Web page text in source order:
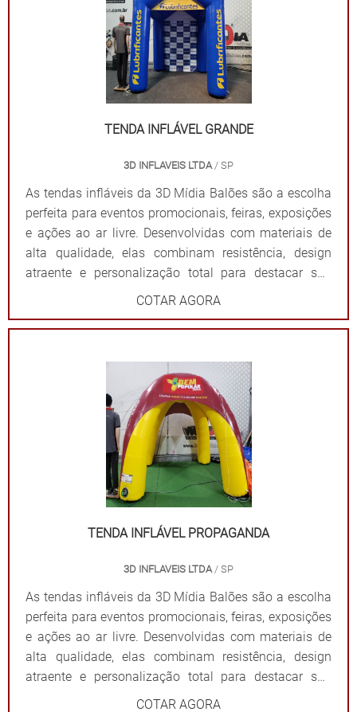
público e fortalece sua presença em qualquer evento.
Por que escolher as tendas infláveis da 3D Mídia
impressões exclusivas. Praticidade: Fácil transporte,
montagem e desmontagem. Durabilidade: Feitas com
materiais resistentes para uso frequente. Impacto
visual: Garantem destaque em meio a qualquer
inesquecível com uma solução que combina
funcionalidade e impacto visual!
TENDA INFLÁVEL GRANDE
3D INFLAVEIS LTDA/ SP
As tendas infláveis da 3D Mídia Balões são a escolha
perfeita para eventos promocionais, feiras, exposições
e ações ao ar livre. Desenvolvidas com materiais de
alta qualidade, elas combinam resistência, design
atraente e personalização total para destacar sua
marca de forma impactante. Cada tenda é projetada
ampla visibilidade com cores vibrantes e áreas
mensagem. Além de proteger contra sol ou chuva,
elas criam um ponto de referência visual que atrai o
público e fortalece sua presença em qualquer evento.
Por que escolher as tendas infláveis da 3D Mídia
impressões exclusivas. Praticidade: Fácil transporte,
montagem e desmontagem. Durabilidade: Feitas com
materiais resistentes para uso frequente. Impacto
visual: Garantem destaque em meio a qualquer
inesquecível com uma solução que combina
funcionalidade e impacto visual!
COTAR AGORA
TENDA INFLÁVEL PROPAGANDA
3D INFLAVEIS LTDA/ SP
As tendas infláveis da 3D Mídia Balões são a escolha
perfeita para eventos promocionais, feiras, exposições
e ações ao ar livre. Desenvolvidas com materiais de
alta qualidade, elas combinam resistência, design
atraente e personalização total para destacar sua
marca de forma impactante. Cada tenda é projetada
COTAR AGORA